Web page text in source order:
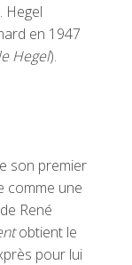
Hegel
en 1947
Hegel).
son premier
comme une
René
obtient le
pour lui